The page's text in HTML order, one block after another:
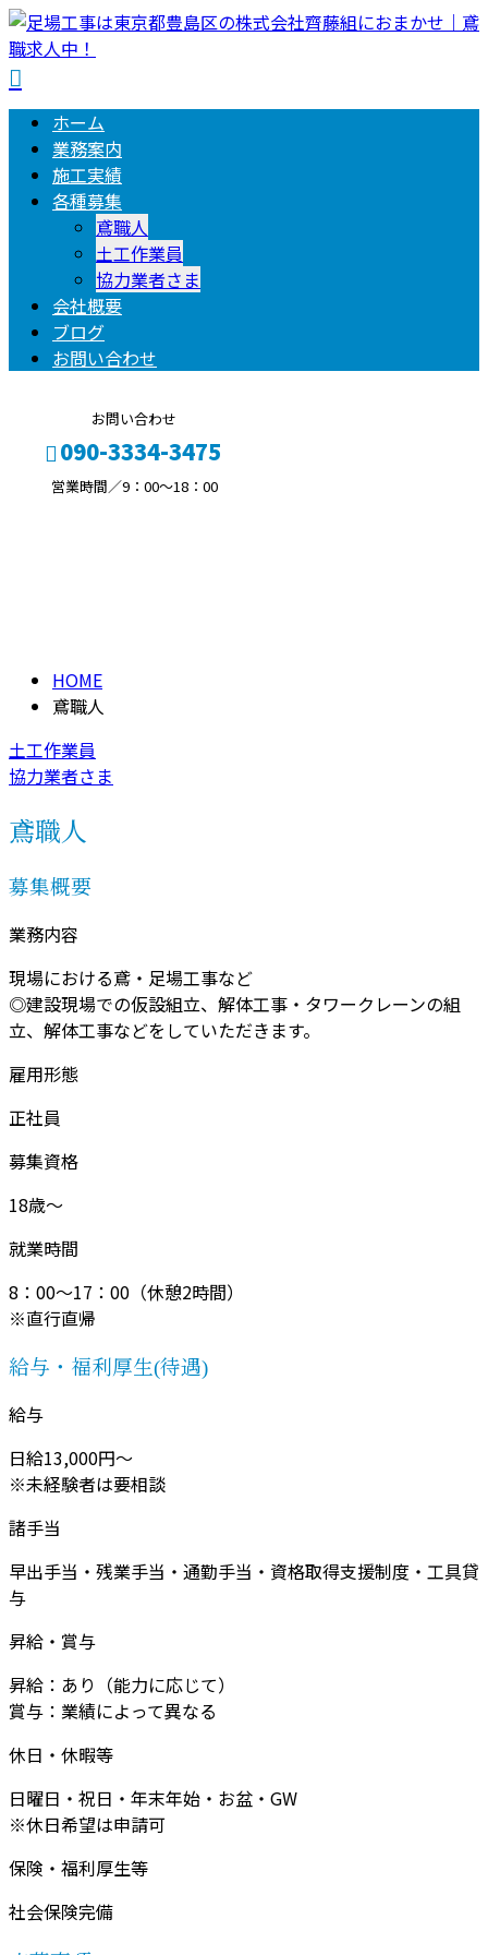
ホーム
業務案内
施工実績
各種募集
鳶職人
土工作業員
協力業者さま
会社概要
ブログ
お問い合わせ
お問い合わせ
090-3334-3475
営業時間／9：00〜18：00
HOME
鳶職人
土工作業員
協力業者さま
鳶職人
募集概要
業務内容
現場における鳶・足場工事など
◎建設現場での仮設組立、解体工事・タワークレーンの組
立、解体工事などをしていただきます。
雇用形態
正社員
募集資格
18歳～
就業時間
8：00～17：00（休憩2時間）
※直行直帰
給与・福利厚生(待遇)
給与
日給13,000円～
※未経験者は要相談
諸手当
早出手当・残業手当・通勤手当・資格取得支援制度・工具貸
与
昇給・賞与
昇給：あり（能力に応じて）
賞与：業績によって異なる
休日・休暇等
日曜日・祝日・年末年始・お盆・GW
※休日希望は申請可
保険・福利厚生等
社会保険完備